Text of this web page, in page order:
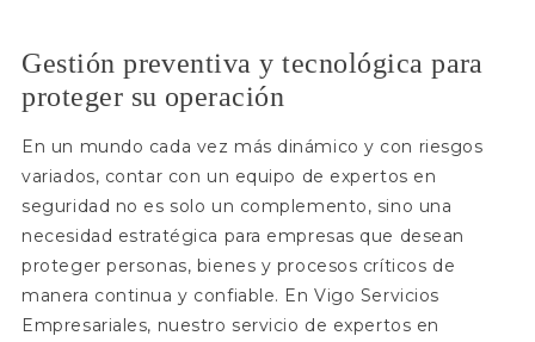
Gestión preventiva y tecnológica para
proteger su operación
En un mundo cada vez más dinámico y con riesgos
variados, contar con un equipo de expertos en
seguridad no es solo un complemento, sino una
necesidad estratégica para empresas que desean
proteger personas, bienes y procesos críticos de
manera continua y confiable. En Vigo Servicios
Empresariales, nuestro servicio de expertos en